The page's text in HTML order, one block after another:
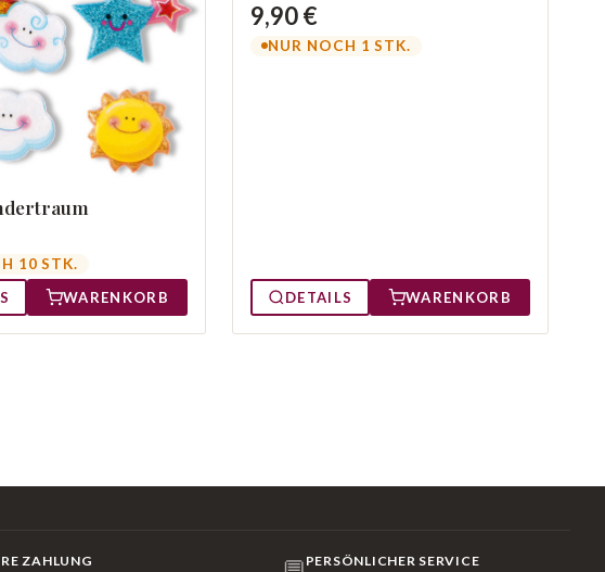
10 STK.
WARENKORB
9,90 €
NUR NOCH 1 STK.
DETAILS WARENKORB
ZAHLUNG PERSÖNLICHER SERVICE